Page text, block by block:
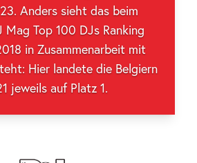
Anders sieht das beim
Top 100 DJs Ranking
in Zusammenarbeit mit
Hier landete die Belgiern
jeweils auf Platz 1.